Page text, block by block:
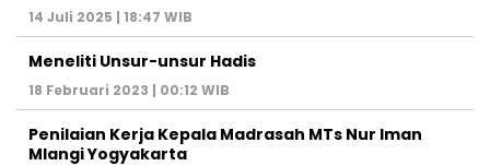
14 Juli 2025 | 18:47 WIB
Meneliti Unsur-unsur Hadis
18 Februari 2023 | 00:12 WIB
Penilaian Kerja Kepala Madrasah MTs Nur Iman
Mlangi Yogyakarta